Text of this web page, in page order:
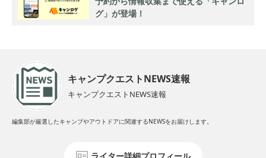
グ」が登場！
キャンプクエストNEWS速報
キャンプクエストNEWS速報
編集部が厳選したキャンプやアウトドアに関連するNEWSをお届けします。